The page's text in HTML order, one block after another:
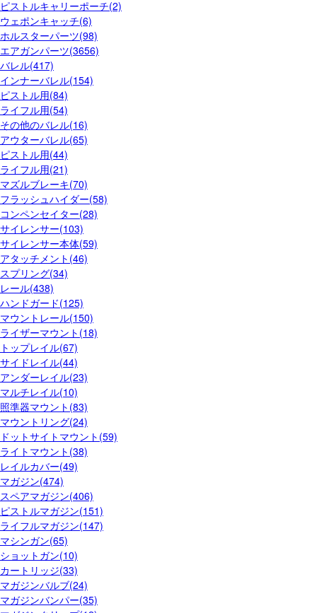
ピストルキャリーポーチ(2)
ウェポンキャッチ(6)
ホルスターパーツ(98)
エアガンパーツ(3656)
バレル(417)
インナーバレル(154)
ピストル用(84)
ライフル用(54)
その他のバレル(16)
アウターバレル(65)
ピストル用(44)
ライフル用(21)
マズルブレーキ(70)
フラッシュハイダー(58)
コンペンセイター(28)
サイレンサー(103)
サイレンサー本体(59)
アタッチメント(46)
スプリング(34)
レール(438)
ハンドガード(125)
マウントレール(150)
ライザーマウント(18)
トップレイル(67)
サイドレイル(44)
アンダーレイル(23)
マルチレイル(10)
照準器マウント(83)
マウントリング(24)
ドットサイトマウント(59)
ライトマウント(38)
レイルカバー(49)
マガジン(474)
スペアマガジン(406)
ピストルマガジン(151)
ライフルマガジン(147)
マシンガン(65)
ショットガン(10)
カートリッジ(33)
マガジンバルブ(24)
マガジンバンパー(35)